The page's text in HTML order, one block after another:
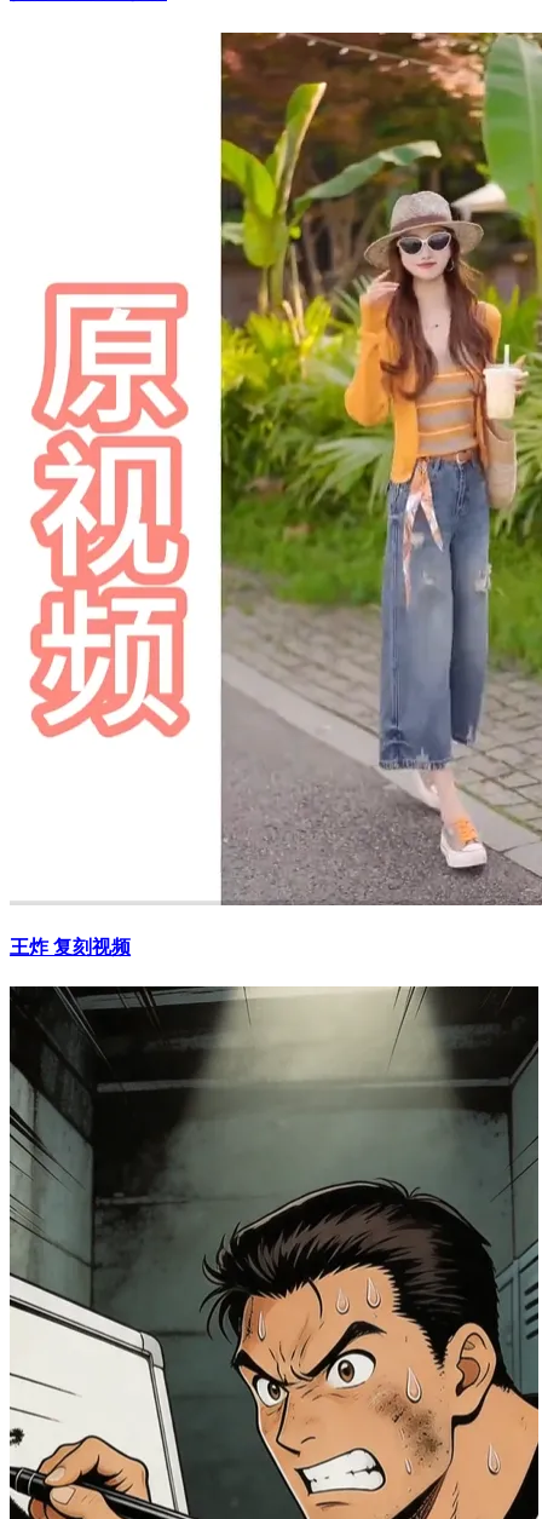
王炸 复刻视频